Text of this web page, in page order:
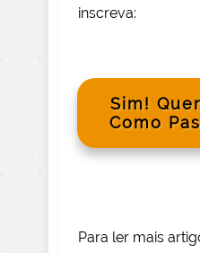
inscreva:
Sim!
Como
Para ler mais